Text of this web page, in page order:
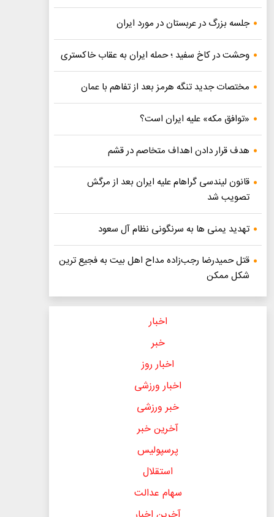
جلسه بزرگ در عربستان در مورد ایران
وحشت در کاخ سفید ؛ حمله ایران به عقاب خاکستری
مختصات جدید تنگه هرمز بعد از تفاهم با عمان
«توافق مکه» علیه ایران است؟
هدف قرار دادن اهداف متخاصم در قشم
قانون لیندسی گراهام علیه ایران بعد از مرگش
تصویب شد
تهدید یمنی ها به سرنگونی نظام آل سعود
قتل حمیدرضا رجب‌زاده مداح اهل بیت به فجیع ترین
شکل ممکن
اخبار
خبر
اخبار روز
اخبار ورزشی
خبر ورزشی
آخرین خبر
پرسپولیس
استقلال
سهام عدالت